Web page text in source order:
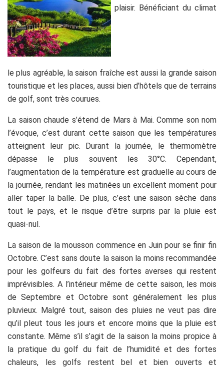
plaisir. Bénéficiant du climat
le plus agréable, la saison fraîche est aussi la grande saison
touristique et les places, aussi bien d’hôtels que de terrains
de golf, sont très courues.
La saison chaude s’étend de Mars à Mai. Comme son nom
l’évoque, c’est durant cette saison que les températures
atteignent leur pic. Durant la journée, le thermomètre
dépasse le plus souvent les 30°C. Cependant,
l’augmentation de la température est graduelle au cours de
la journée, rendant les matinées un excellent moment pour
aller taper la balle. De plus, c’est une saison sèche dans
tout le pays, et le risque d’être surpris par la pluie est
quasi-nul.
La saison de la mousson commence en Juin pour se finir fin
Octobre. C’est sans doute la saison la moins recommandée
pour les golfeurs du fait des fortes averses qui restent
imprévisibles. A l’intérieur même de cette saison, les mois
de Septembre et Octobre sont généralement les plus
pluvieux. Malgré tout, saison des pluies ne veut pas dire
qu’il pleut tous les jours et encore moins que la pluie est
constante. Même s’il s’agit de la saison la moins propice à
la pratique du golf du fait de l’humidité et des fortes
chaleurs, les golfs restent bel et bien ouverts et